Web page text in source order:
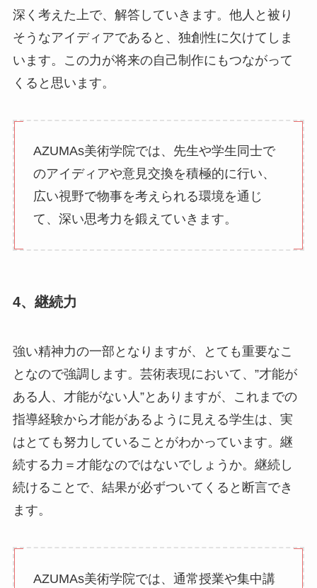
深く考えた上で、解答していきます。他人と被り
そうなアイディアであると、独創性に欠けてしま
います。この力が将来の自己制作にもつながって
くると思います。
AZUMAs美術学院では、先生や学生同士で
のアイディアや意見交換を積極的に行い、
広い視野で物事を考えられる環境を通じ
て、深い思考力を鍛えていきます。
4、継続力
強い精神力の一部となりますが、とても重要なこ
となので強調します。芸術表現において、”才能が
ある人、才能がない人”とありますが、これまでの
指導経験から才能があるように見える学生は、実
はとても努力していることがわかっています。継
続する力＝才能なのではないでしょうか。継続し
続けることで、結果が必ずついてくると断言でき
ます。
AZUMAs美術学院では、通常授業や集中講